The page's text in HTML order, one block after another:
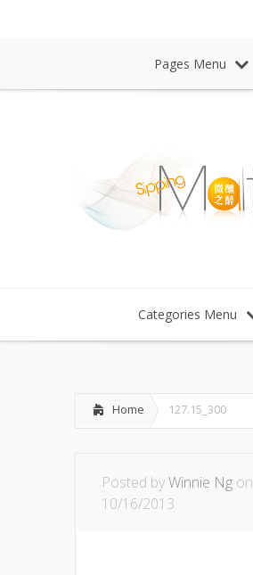
Pages Menu
Categories Menu
Home 127.15_300
Posted byWinnie Ng on
10/16/2013